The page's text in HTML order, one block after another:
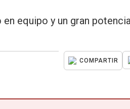
equipo y un gran
COMPARTIR